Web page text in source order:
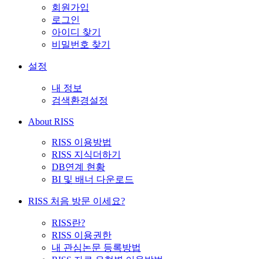
회원가입
로그인
아이디 찾기
비밀번호 찾기
설정
내 정보
검색환경설정
About RISS
RISS 이용방법
RISS 지식더하기
DB연계 현황
BI 및 배너 다운로드
RISS 처음 방문 이세요?
RISS란?
RISS 이용권한
내 관심논문 등록방법